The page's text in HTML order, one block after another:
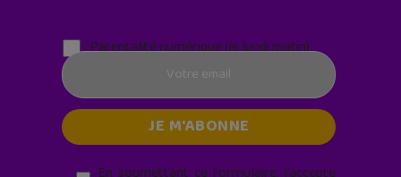
Parentalité numérique (le lundi matin)